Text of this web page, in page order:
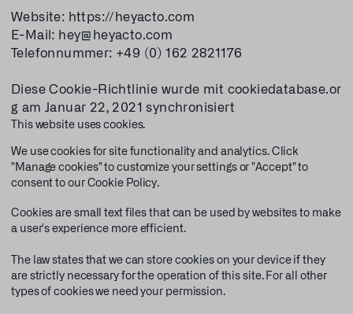
Website: https://heyacto.com
E-Mail: hey@heyacto.com
Telefonnummer: +49 (0) 162 2821176
Diese Cookie-Richtlinie wurde mit cookiedatabase.or
g am Januar 22, 2021 synchronisiert
This website uses cookies.
We use cookies for site functionality and analytics. Click
"Manage cookies" to customize your settings or "Accept" to
consent to ourCookie Policy.
Cookies are small text files that can be used by websites to make
a user's experience more efficient.
The law states that we can store cookies on your device if they
are strictly necessary for the operation of this site. For all other
types of cookies we need your permission.